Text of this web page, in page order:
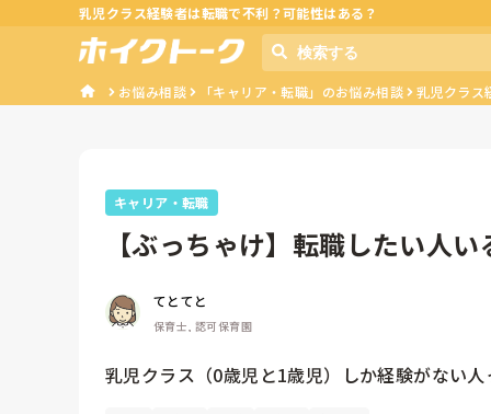
乳児クラス経験者は転職で不利？可能性はある？
お悩み相談 「キャリア・転職」のお悩み相談 乳児クラス
キャリア・転職
【ぶっちゃけ】転職したい人い
てとてと
保育士, 認可保育園
乳児クラス（0歳児と1歳児）しか経験がない